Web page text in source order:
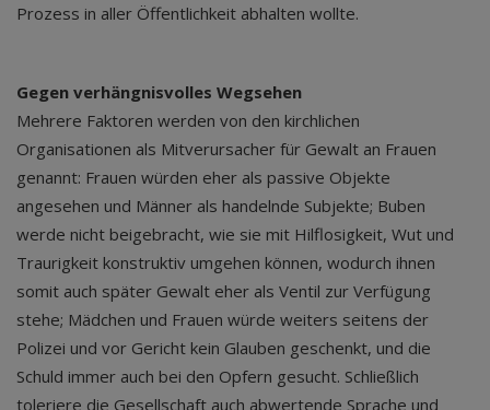
Prozess in aller Öffentlichkeit abhalten wollte.
Gegen verhängnisvolles Wegsehen
Mehrere Faktoren werden von den kirchlichen
Organisationen als Mitverursacher für Gewalt an Frauen
genannt: Frauen würden eher als passive Objekte
angesehen und Männer als handelnde Subjekte; Buben
werde nicht beigebracht, wie sie mit Hilflosigkeit, Wut und
Traurigkeit konstruktiv umgehen können, wodurch ihnen
somit auch später Gewalt eher als Ventil zur Verfügung
stehe; Mädchen und Frauen würde weiters seitens der
Polizei und vor Gericht kein Glauben geschenkt, und die
Schuld immer auch bei den Opfern gesucht. Schließlich
toleriere die Gesellschaft auch abwertende Sprache und